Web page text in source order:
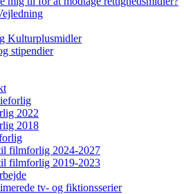
Kulturplusmidler
stipendier
2022
2018
filmforlig 2024-2027
filmforlig 2019-2023
tv- og fiktionsserier